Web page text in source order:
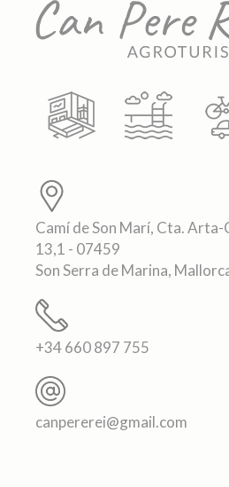
Camí de Son Marí, Cta.
13,1 - 07459
Son Serra de Marina,
+34 660 897 755
canpererei@gmail.com